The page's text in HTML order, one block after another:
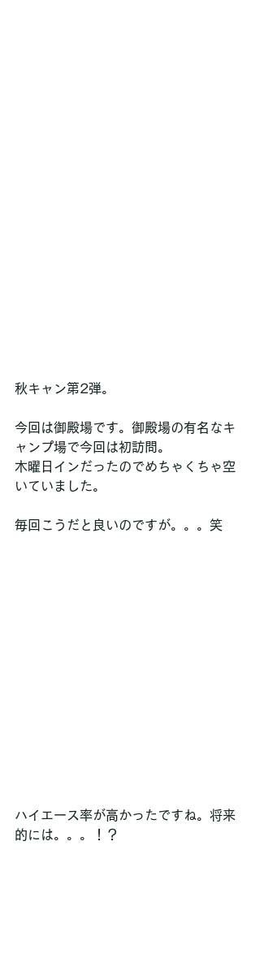
秋キャン第2弾。
今回は御殿場です。御殿場の有名なキ
ャンプ場で今回は初訪問。
木曜日インだったのでめちゃくちゃ空
いていました。
毎回こうだと良いのですが。。。笑
ハイエース率が高かったですね。将来
的には。。。！？